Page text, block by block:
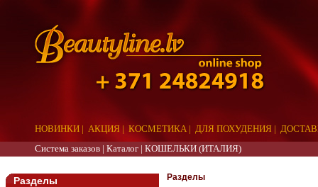
НОВИНКИ | АКЦИЯ | КОСМЕТИКА | ДЛЯ ПОХУДЕНИЯ |
Система заказов | Каталог | КОШЕЛЬКИ (ИТАЛИЯ)
Разделы Разделы